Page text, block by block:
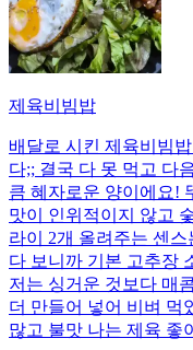
제육비빔밥
배달로 시킨 제육비빔
다;; 결국 다 못 먹고 다
큼 혜자로운 양이에요!
맛이 인위적이지 않고
라이 2개 올려주는 센
다 보니까 기본 고추장
저는 싱거운 것보다 매
더 만들어 넣어 비벼 먹
많고 불맛 나는 제육 좋